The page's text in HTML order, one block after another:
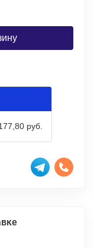
руб.